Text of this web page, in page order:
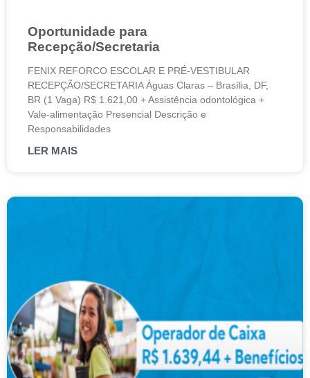
Oportunidade para
Recepção/Secretaria
FENIX REFORCO ESCOLAR E PRÉ-VESTIBULAR
RECEPÇÃO/SECRETARIA Águas Claras – Brasília, DF,
BR (1 Vaga) R$ 1.621,00 + Assistência odontológica +
Vale-alimentação Presencial Descrição e
Responsabilidades
LER MAIS